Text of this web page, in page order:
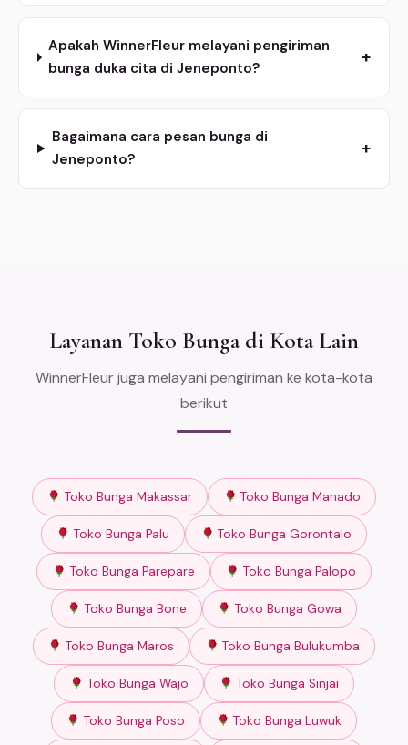
Apakah WinnerFleur melayani pengiriman
bunga duka cita di Jeneponto?
+
Bagaimana cara pesan bunga di
Jeneponto?
+
Layanan Toko Bunga di Kota Lain
WinnerFleur juga melayani pengiriman ke kota-kota
berikut
Toko Bunga Makassar Toko Bunga Manado
Toko Bunga Palu Toko Bunga Gorontalo
Toko Bunga Parepare Toko Bunga Palopo
Toko Bunga Bone Toko Bunga Gowa
Toko Bunga Maros Toko Bunga Bulukumba
Toko Bunga Wajo Toko Bunga Sinjai
Toko Bunga Poso Toko Bunga Luwuk